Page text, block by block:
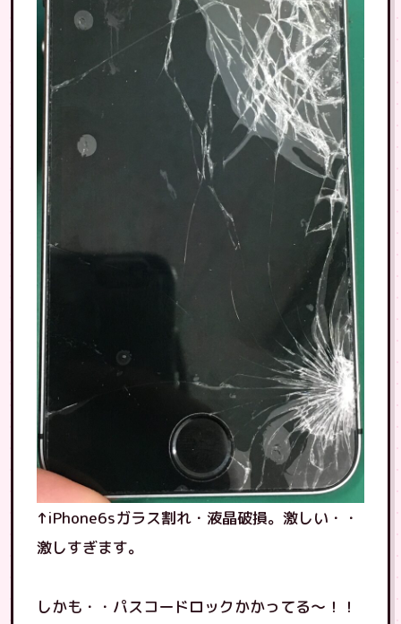
↑iPhone6sガラス割れ・液晶破損。激しい・・
激しすぎます。
しかも・・パスコードロックかかってる〜！！